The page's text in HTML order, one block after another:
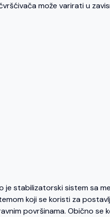
može varirati u
je stabilizatorski sistem sa
koji se koristi za
površinama. Obično se